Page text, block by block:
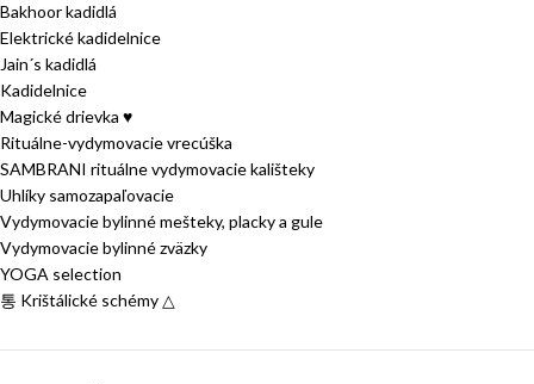
Bakhoor kadidlá
Elektrické kadidelnice
Jain´s kadidlá
Kadidelnice
Magické drievka ♥
Rituálne-vydymovacie vrecúška
SAMBRANI rituálne vydymovacie kališteky
Uhlíky samozapaľovacie
Vydymovacie bylinné mešteky, placky a gule
Vydymovacie bylinné zväzky
YOGA selection
통 Krištálické schémy △